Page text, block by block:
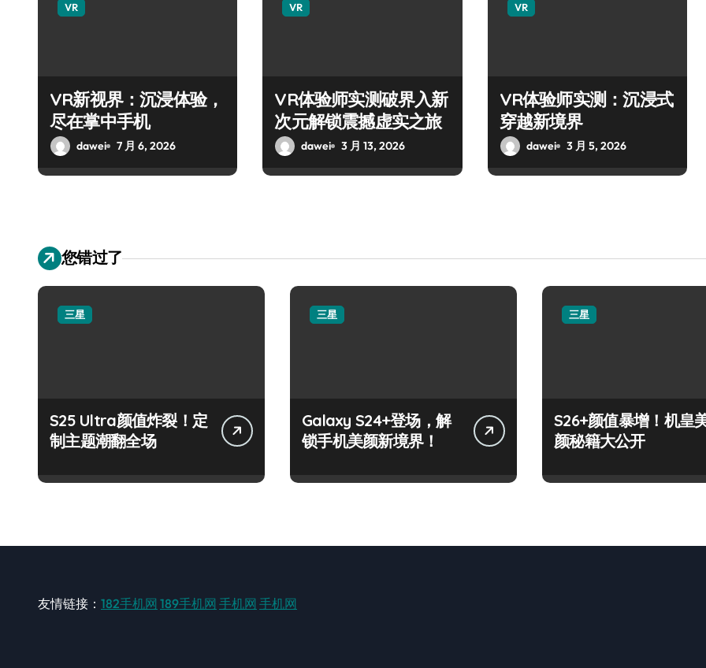
VR
VR新视界：沉浸体验，
尽在掌中手机
dawei 7 月 6, 2026
VR
VR体验师实测破界入新
次元解锁震撼虚实之旅
dawei 3 月 13, 2026
VR
VR体验师实测：沉浸式
穿越新境界
dawei 3 月 5, 2026
您错过了
三星
S25 Ultra颜值炸裂！定
制主题潮翻全场
三星
Galaxy S24+登场，解
锁手机美颜新境界！
三星
S26+颜值暴增！机皇
颜秘籍大公开
友情链接： 182手机网 189手机网 手机网 手机网